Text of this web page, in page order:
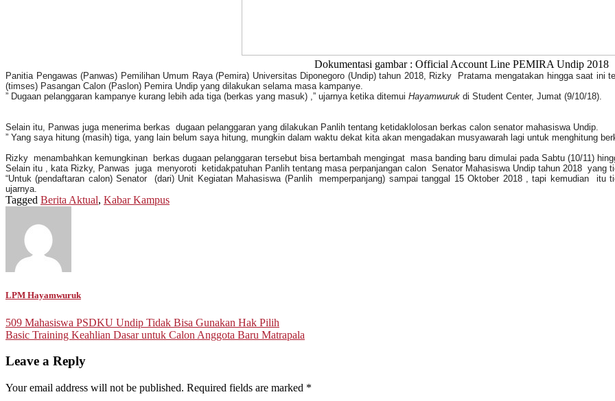
Dokumentasi gambar : Official Account Line PEMIRA Undip 2018
Panitia Pengawas (Panwas) Pemilihan Umum Raya (Pemira) Universitas Diponegoro (Undip) tahun 2018, Rizky Pratama mengatakan hingga saat
(timses) Pasangan Calon (Paslon) Pemira Undip yang dilakukan selama masa kampanye.
” Dugaan pelanggaran kampanye kurang lebih ada tiga (berkas yang masuk) ,” ujarnya ketika ditemui Hayamwuruk di Student Center, Jumat (9/10/18).
Selain itu, Panwas juga menerima berkas dugaan pelanggaran yang dilakukan Panlih tentang ketidaklolosan berkas calon senator mahasiswa Undip.
” Yang saya hitung (masih) tiga, yang lain belum saya hitung, mungkin dalam waktu dekat kita akan mengadakan musyawarah lagi untuk menghitung
Rizky menambahkan kemungkinan
berkas dugaan pelanggaran tersebut bisa bertambah mengingat masa banding baru dimulai pada Sabtu (10/11)
Selain itu , kata Rizky, Panwas juga menyoroti ketidakpatuhan Panlih tentang masa perpanjangan calon Senator Mahasiswa Undip tahun 2018 yang
“Untuk (pendaftaran calon) Senator (dari) Unit Kegiatan Mahasiswa (Panlih memperpanjang) sampai tanggal 15 Oktober 2018 , tapi kemudian itu
ujarnya.
Tagged Berita Aktual, Kabar Kampus
LPM Hayamwuruk
Post
navigation
509 Mahasiswa PSDKU Undip Tidak Bisa Gunakan Hak Pilih
Basic Training Keahlian Dasar untuk Calon Anggota Baru Matrapala
Leave a Reply
Your email address will not be published. Required fields are marked *